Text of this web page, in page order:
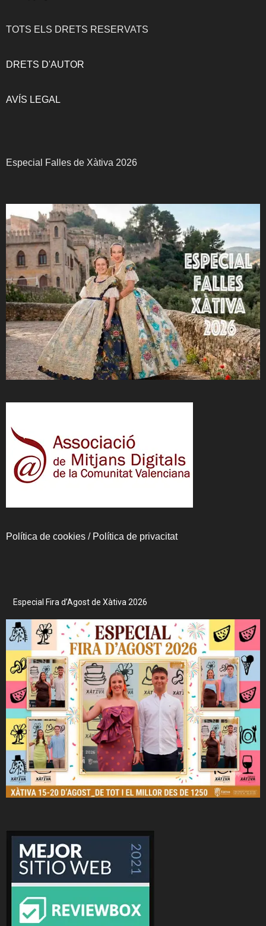
TOTS ELS DRETS RESERVATS
DRETS D'AUTOR
AVÍS LEGAL
Especial Falles de Xàtiva 2026
Política de cookies / Política de privacitat
Especial Fira d’Agost de Xàtiva 2026